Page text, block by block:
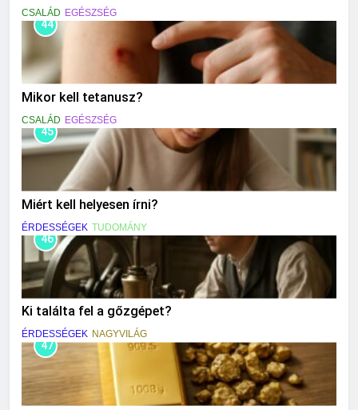
CSALÁD EGÉSZSÉG
44
Mikor kell tetanusz?
CSALÁD EGÉSZSÉG
45
Miért kell helyesen írni?
ÉRDESSÉGEK TUDOMÁNY
46
Ki találta fel a gőzgépet?
ÉRDESSÉGEK NAGYVILÁG
47